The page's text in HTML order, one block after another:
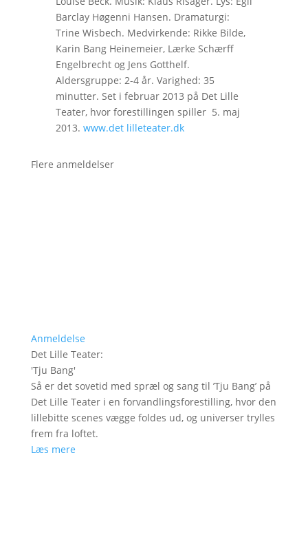
Barclay Høgenni Hansen. Dramaturgi:
Trine Wisbech. Medvirkende: Rikke Bilde,
Karin Bang Heinemeier, Lærke Schærff
Engelbrecht og Jens Gotthelf.
Aldersgruppe: 2-4 år. Varighed: 35
minutter. Set i februar 2013 på Det Lille
Teater, hvor forestillingen spiller 5. maj
2013. www.det lilleteater.dk
Flere anmeldelser
Anmeldelse
Det Lille Teater:
'Tju Bang'
Så er det sovetid med spræl og sang til ’Tju Bang’ på
Det Lille Teater i en forvandlingsforestilling, hvor den
lillebitte scenes vægge foldes ud, og universer trylles
frem fra loftet.
Læs mere